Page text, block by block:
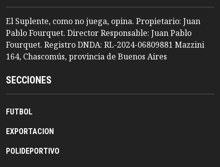
El Suplente, como no juega, opina. Propietario: Juan
Pablo Fourquet. Director Responsable: Juan Pablo
Fourquet. Registro DNDA: RL-2024-06809881 Mazzini
164, Chascomús, provincia de Buenos Aires
SECCIONES
FUTBOL
EXPORTACION
POLIDEPORTIVO